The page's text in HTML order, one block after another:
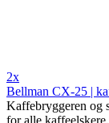
2x
Bellman CX-25 |
Kaffebryggeren og